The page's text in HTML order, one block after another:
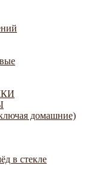
домашние)
в стекле